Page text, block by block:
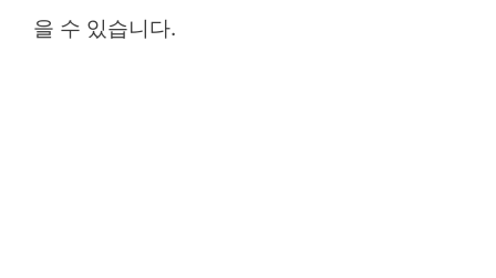
을 수 있습니다.